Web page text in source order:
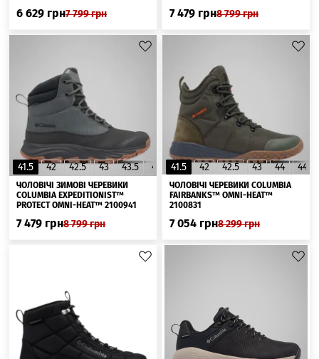
6 629 грн7 799грн 7 479 грн8 799грн
41.5 42 42.5 43 43.5 44 45
ЧОЛОВІЧІ ЗИМОВІ ЧЕРЕВИКИ
СOLUMBIA EXPEDITIONIST™
PROTECT OMNI-HEAT™ 2100941
7 479 грн8 799грн
41.5 42 42.5 43 44 44.5
ЧОЛОВІЧІ ЧЕРЕВИКИ COLUMBIA
FAIRBANKS™ OMNI-HEAT™
2100831
7 054 грн8 299грн